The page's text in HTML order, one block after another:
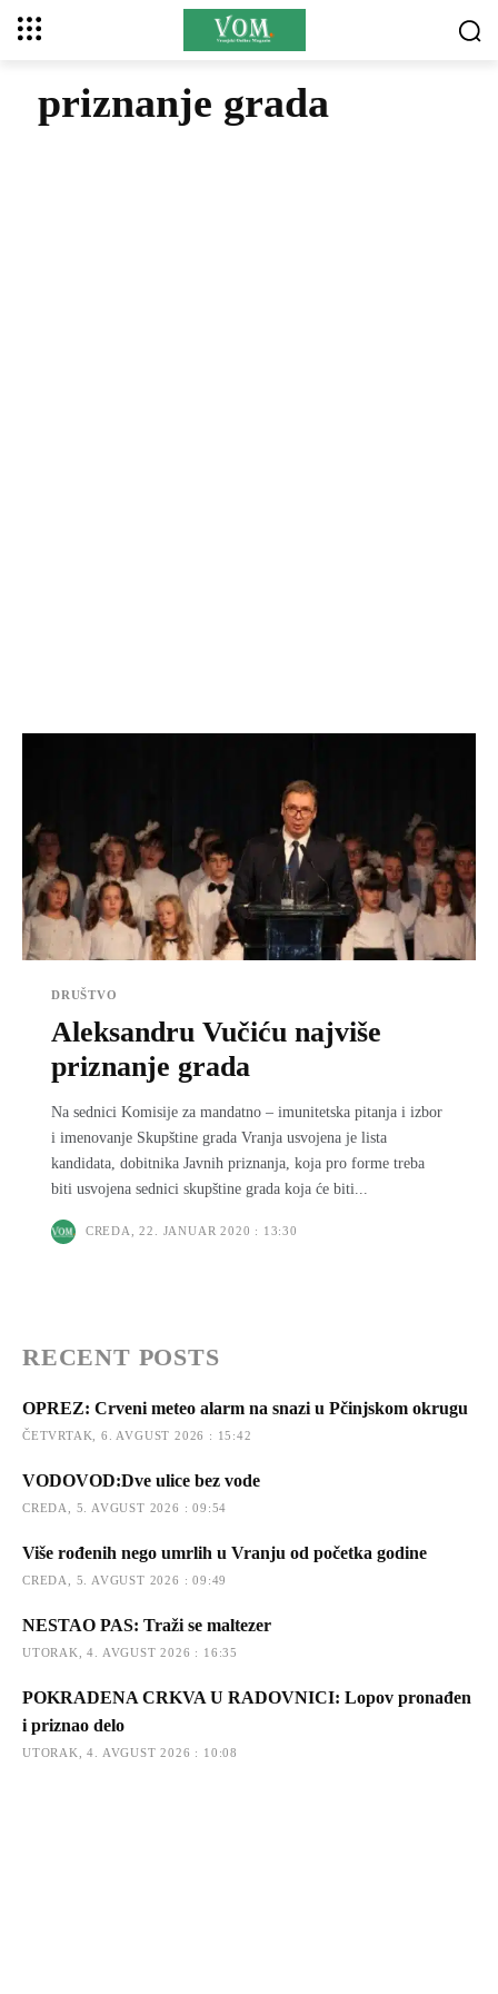
priznanje grada
DRUŠTVO
Aleksandru Vučiću najviše
priznanje grada
Na sednici Komisije za mandatno – imunitetska pitanja i izbor
i imenovanje Skupštine grada Vranja usvojena je lista
kandidata, dobitnika Javnih priznanja, koja pro forme treba
biti usvojena sednici skupštine grada koja će biti...
CREDA, 22. JANUAR 2020 : 13:30
RECENT POSTS
OPREZ: Crveni meteo alarm na snazi u Pčinjskom okrugu
ČETVRTAK, 6. AVGUST 2026 : 15:42
VODOVOD:Dve ulice bez vode
CREDA, 5. AVGUST 2026 : 09:54
Više rođenih nego umrlih u Vranju od početka godine
CREDA, 5. AVGUST 2026 : 09:49
NESTAO PAS: Traži se maltezer
UTORAK, 4. AVGUST 2026 : 16:35
POKRADENA CRKVA U RADOVNICI: Lopov pronađen
i priznao delo
UTORAK, 4. AVGUST 2026 : 10:08